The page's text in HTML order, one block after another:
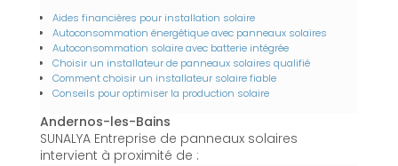
Aides financières pour installation solaire
Autoconsommation énergétique avec panneaux solaires
Autoconsommation solaire avec batterie intégrée
Choisir un installateur de panneaux solaires qualifié
Comment choisir un installateur solaire fiable
Conseils pour optimiser la production solaire
Andernos-les-Bains
SUNALYA Entreprise de panneaux solaires
intervient à proximité de :